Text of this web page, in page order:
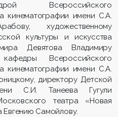
Всероссийского
кинематографии имени С.А.
художественному
культуры и искусства
Девятова Владимиру
Всероссийского
кинематографии имени С.А.
директору Детской
С.И. Танеева Гугули
театра «Новая
Самойлову.